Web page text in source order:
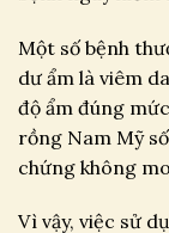
Một số bệnh
dư ẩm là viêm
độ ẩm đúng
rồng Nam Mỹ
chứng không
Vì vậy, việc sử